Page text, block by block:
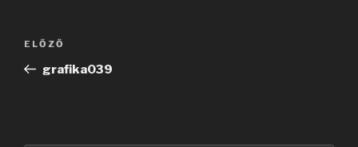
Bejegyzés
Korábbi
bejegyzés
ELŐZŐ
grafika039